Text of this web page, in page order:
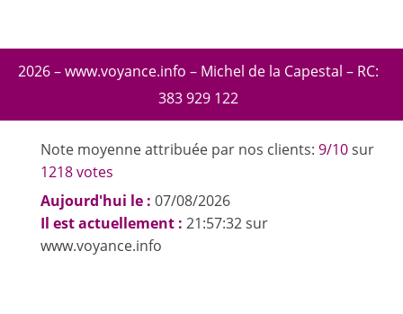
2026 – www.voyance.info – Michel de la Capestal – RC:
383 929 122
Note moyenne attribuée par nos clients: 9/10sur
1218 votes
Aujourd'hui le : 07/08/2026
Il est actuellement : 21:57:32 sur
www.voyance.info